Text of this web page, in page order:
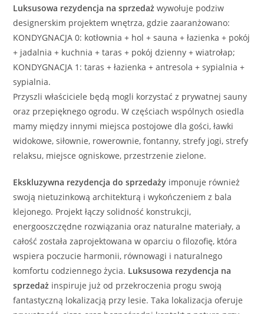
Luksusowa rezydencja na sprzedaż wywołuje podziw
designerskim projektem wnętrza, gdzie zaaranżowano:
KONDYGNACJA 0: kotłownia + hol + sauna + łazienka + pokój
+ jadalnia + kuchnia + taras + pokój dzienny + wiatrołap;
KONDYGNACJA 1: taras + łazienka + antresola + sypialnia +
sypialnia.
Przyszli właściciele będą mogli korzystać z prywatnej sauny
oraz przepięknego ogrodu. W częściach wspólnych osiedla
mamy między innymi miejsca postojowe dla gości, ławki
widokowe, siłownie, rowerownie, fontanny, strefy jogi, strefy
relaksu, miejsce ogniskowe, przestrzenie zielone.
Ekskluzywna rezydencja do sprzedaży imponuje również
swoją nietuzinkową architekturą i wykończeniem z bala
klejonego. Projekt łączy solidność konstrukcji,
energooszczędne rozwiązania oraz naturalne materiały, a
całość została zaprojektowana w oparciu o filozofię, która
wspiera poczucie harmonii, równowagi i naturalnego
komfortu codziennego życia. Luksusowa rezydencja na
sprzedaż inspiruje już od przekroczenia progu swoją
fantastyczną lokalizacją przy lesie. Taka lokalizacja oferuje